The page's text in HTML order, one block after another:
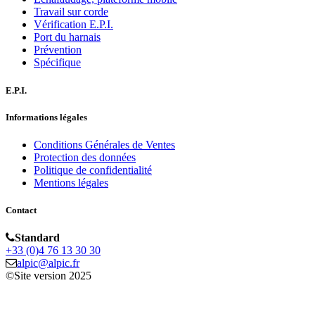
Travail sur corde
Vérification E.P.I.
Port du harnais
Prévention
Spécifique
E.P.I.
Informations légales
Conditions Générales de Ventes
Protection des données
Politique de confidentialité
Mentions légales
Contact
Standard
+33 (0)4 76 13 30 30
alpic@alpic.fr
©Site version 2025